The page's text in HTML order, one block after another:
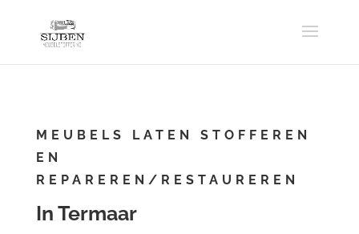
MEUBELS LATEN STOFFEREN
EN
REPAREREN/RESTAUREREN
In Termaar